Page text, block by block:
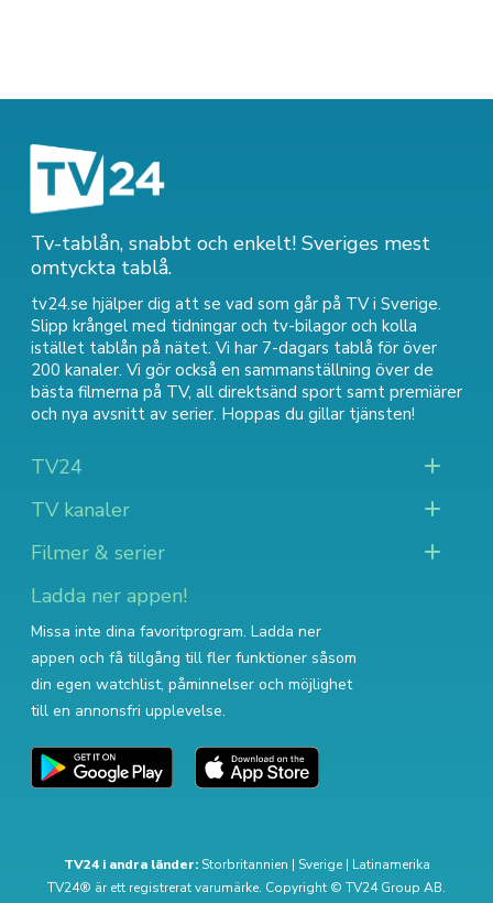
Tv-tablån, snabbt och enkelt! Sveriges mest
omtyckta tablå.
tv24.se hjälper dig att se vad som går på TV i Sverige.
Slipp krångel med tidningar och tv-bilagor och kolla
istället tablån på nätet. Vi har 7-dagars tablå för över
200 kanaler. Vi gör också en sammanställning över de
bästa filmerna på TV, all direktsänd sport samt premiärer
och nya avsnitt av serier. Hoppas du gillar tjänsten!
TV24
TV kanaler
Filmer & serier
Ladda ner appen!
Missa inte dina favoritprogram. Ladda ner
appen och få tillgång till fler funktioner såsom
din egen watchlist, påminnelser och möjlighet
till en annonsfri upplevelse.
TV24 i andra länder: Storbritannien | Sverige| Latinamerika
TV24® är ett registrerat varumärke. Copyright © TV24 Group AB.